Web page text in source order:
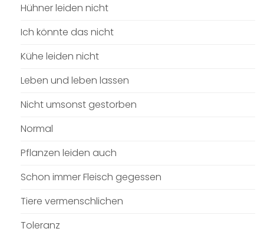
Hühner leiden nicht
Ich könnte das nicht
Kühe leiden nicht
Leben und leben lassen
Nicht umsonst gestorben
Normal
Pflanzen leiden auch
Schon immer Fleisch gegessen
Tiere vermenschlichen
Toleranz